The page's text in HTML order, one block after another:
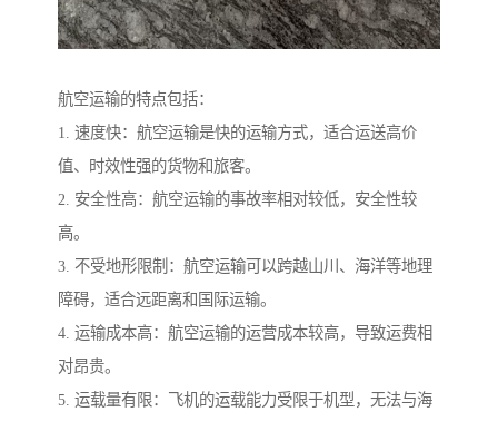
航空运输的特点包括：
1. 速度快：航空运输是快的运输方式，适合运送高价
值、时效性强的货物和旅客。
2. 安全性高：航空运输的事故率相对较低，安全性较
高。
3. 不受地形限制：航空运输可以跨越山川、海洋等地理
障碍，适合远距离和国际运输。
4. 运输成本高：航空运输的运营成本较高，导致运费相
对昂贵。
5. 运载量有限：飞机的运载能力受限于机型，无法与海